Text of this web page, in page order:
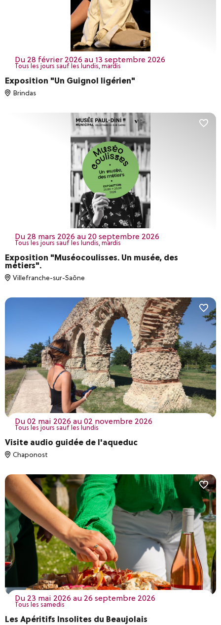
Distractions & loisirs
Sons et Lumières
Terroir & oenotourisme
Tous les jours sauf les lundis, mardis
du 28 février 2026 au 13 septembre 2026
Exposition "Un Guignol ligérien"
Brindas
Tous les jours sauf les lundis, mardis
du 28 mars 2026 au 20 septembre 2026
Exposition "Muséocoulisses. Un musée, des
métiers".
Villefranche-sur-Saône
Tous les jours sauf les lundis
du 02 mai 2026 au 02 novembre 2026
Visite audio guidée de l'aqueduc
Chaponost
Tous les samedis
du 23 mai 2026 au 26 septembre 2026
Les Apéritifs Insolites du Beaujolais